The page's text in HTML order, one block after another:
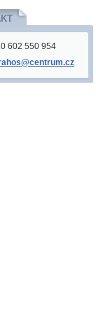
602 550 954
@centrum.cz